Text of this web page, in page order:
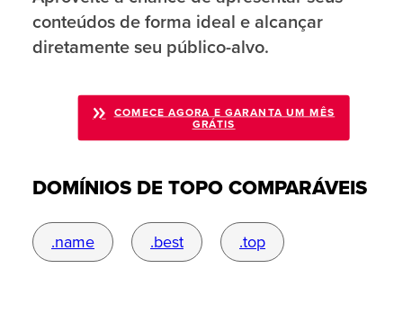
conteúdos de forma ideal e alcançar
diretamente seu público-alvo.
COMECE AGORA E GARANTA UM MÊS
GRÁTIS
DOMÍNIOS DE TOPO COMPARÁVEIS
.name .best .top